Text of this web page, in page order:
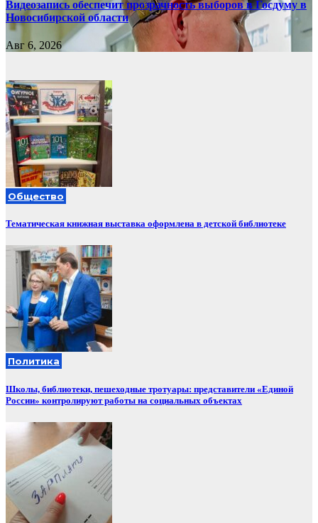
Видеозапись обеспечит прозрачность выборов в Госдуму в
Новосибирской области
Авг 6, 2026
Общество
Тематическая книжная выставка оформлена в детской библиотеке
Политика
Школы, библиотеки, пешеходные тротуары: представители «Единой
России» контролируют работы на социальных объектах